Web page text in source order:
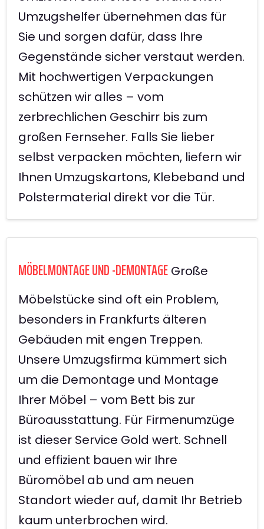
Umzugshelfer übernehmen das für
Sie und sorgen dafür, dass Ihre
Gegenstände sicher verstaut werden.
Mit hochwertigen Verpackungen
schützen wir alles – vom
zerbrechlichen Geschirr bis zum
großen Fernseher. Falls Sie lieber
selbst verpacken möchten, liefern wir
Ihnen Umzugskartons, Klebeband und
Polstermaterial direkt vor die Tür.
MÖBELMONTAGE UND -DEMONTAGE Große
Möbelstücke sind oft ein Problem,
besonders in Frankfurts älteren
Gebäuden mit engen Treppen.
Unsere Umzugsfirma kümmert sich
um die Demontage und Montage
Ihrer Möbel – vom Bett bis zur
Büroausstattung. Für Firmenumzüge
ist dieser Service Gold wert. Schnell
und effizient bauen wir Ihre
Büromöbel ab und am neuen
Standort wieder auf, damit Ihr Betrieb
kaum unterbrochen wird.